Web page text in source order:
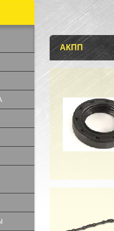
АКПП